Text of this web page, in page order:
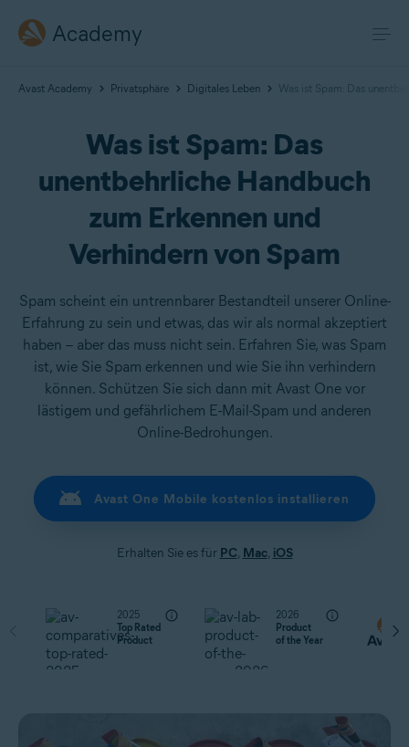
Academy
Avast Academy Privatsphäre Digitales Leben Was ist Spam: Das
Was ist Spam: Das
unentbehrliche Handbuch
zum Erkennen und
Verhindern von Spam
Spam scheint ein untrennbarer Bestandteil unserer Online-
Erfahrung zu sein und etwas, das wir als normal akzeptiert
haben – aber das muss nicht sein. Erfahren Sie, was Spam
ist, wie Sie Spam erkennen und wie Sie ihn verhindern
können. Schützen Sie sich dann mit Avast One vor
lästigem und gefährlichem E-Mail-Spam und anderen
Online-Bedrohungen.
Avast One Mobile kostenlos installieren
Erhalten Sie es für PC, Mac, iOS
2025
Top Rated
Product
2026
Product
of the Year